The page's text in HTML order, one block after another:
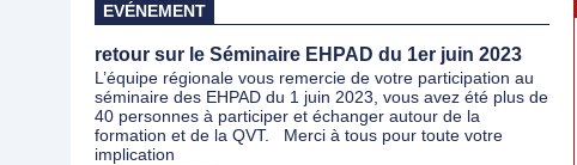
EVÉNEMENT
retour sur le Séminaire EHPAD du 1er juin 2023
L’équipe régionale vous remercie de votre participation au
séminaire des EHPAD du 1 juin 2023, vous avez été plus de
40 personnes à participer et échanger autour de la
formation et de la QVT. Merci à tous pour toute votre
implication